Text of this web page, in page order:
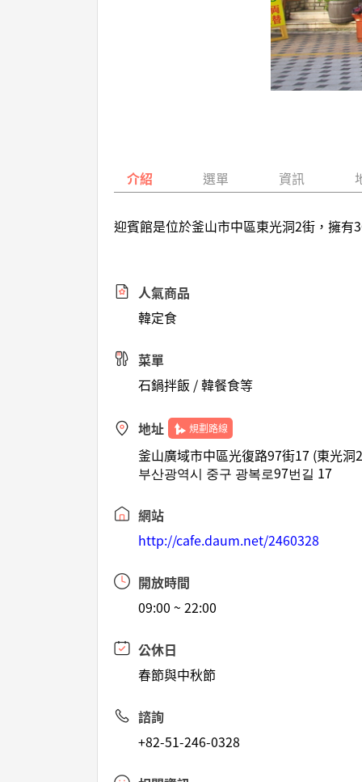
介紹 選單 資訊
迎賓館是位於釜山市中區東光洞2街，擁有
人氣商品
韓定食
菜單
石鍋拌飯 / 韓餐食等
地址 規劃路線
釜山廣域市中區光復路97街17 (東光洞
부산광역시 중구 광복로97번길 17
網站
http://cafe.daum.net/2460328
開放時間
09:00 ~ 22:00
公休日
春節與中秋節
諮詢
+82-51-246-0328